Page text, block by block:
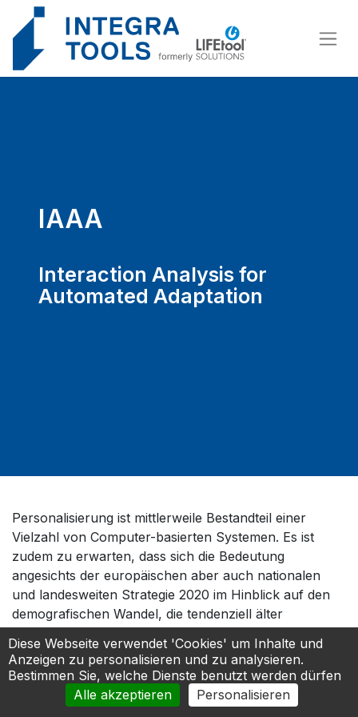
IAAA
Interaction Analysis for
Automated Adaptation
Personalisierung ist mittlerweile Bestandteil einer
Vielzahl von Computer-basierten Systemen. Es ist
zudem zu erwarten, dass sich die Bedeutung
angesichts der europäischen aber auch nationalen
und landesweiten Strategie 2020 im Hinblick auf den
demografischen Wandel, die tendenziell älter
intelligente Produktionsprozesse noch deutlich erhöht.
Auch der Anteil der Menschen mit Behinderung, die –
oft durch spezielle Hard- und Software unterstützt –
einer regelmäßigen Beschäftigung nachgehen können,
Cookie-Einstellungen
Diese Webseite verwendet 'Cookies' um Inhalte und
Anzeigen zu personalisieren und zu analysieren.
Bestimmen Sie, welche Dienste benutzt werden dürfen
Alle akzeptieren
Personalisieren